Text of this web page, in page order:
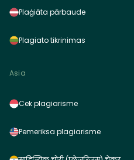
Plaģiāta pārbaude
Plagiato tikrinimas
Asia
Cek plagiarisme
Pemeriksa plagiarisme